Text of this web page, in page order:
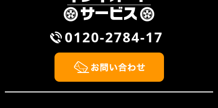
の違いは室内温度の上昇...
NEWS
福祉車両 リニューアルしました。（レンタルのみ
福祉車両（ハイエース）車椅子２台をリニューアル致し
ました！事故で代車が必要な方ご用命頂ければ幸いで
す！また福祉車両をレンタルしたい...
0120-2784-17